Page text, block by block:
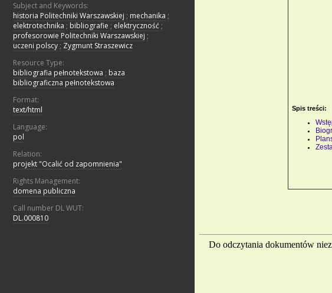
Subject and Keywords:
historia Politechniki Warszawskiej ; mechanika ;
elektrotechnika ; bibliografie ; elektryczność ;
profesorowie Politechniki Warszawskiej ;
uczeni polscy ; Zygmunt Straszewicz
Resource Type:
bibliografia pełnotekstowa ; baza
bibliograficzna pełnotekstowa
Format:
text/html
Language:
pol
Relation:
projekt "Ocalić od zapomnienia"
Rights Management:
domena publiczna
Call number DL WUT:
DL.000810